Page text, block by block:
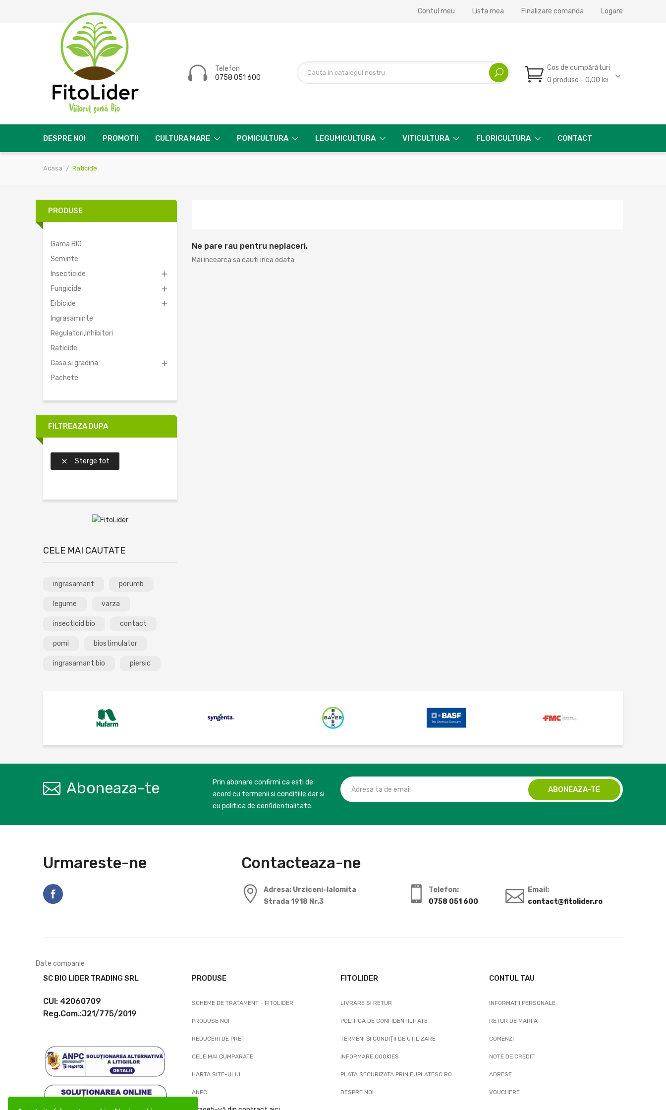
Contul meu Lista mea Finalizare comanda Logare
Cos de cumpărături
0 produse - 0,00 lei
Telefon
0758 051 600
DESPRE NOI PROMOTII CULTURA MARE POMICULTURA LEGUMICULTURA VITICULTURA FLORICULTURA CONTACT
Acasa Raticide
PRODUSE
Gama BIO
Seminte
Insecticide

Fungicide 
Erbicide 
Ingrasaminte
Regulatori,Inhibitori
Raticide
Casa si gradina

Pachete
FILTREAZA DUPA
 Sterge tot
CELE MAI CAUTATE
ingrasamant porumb
legume varza
insecticid bio contact
pomi biostimulator
ingrasamant bio piersic
Ne pare rau pentru neplaceri.
Mai incearca sa cauti inca odata
Aboneaza-te
Prin abonare confirmi ca esti de
acord cu termenii si conditiile dar si
cu politica de confidentialitate.
Urmareste-ne Contacteaza-ne
Adresa: Urziceni-Ialomita
Strada 1918 Nr.3
Telefon:
0758 051 600
Email:
contact@fitolider.ro
Date companie
SC BIO LIDER TRADING SRL
CUI: 42060709
Reg.Com.:J21/775/2019
PRODUSE
SCHEME DE TRATAMENT - FITOLIDER
PRODUSE NOI
REDUCERI DE PRET
CELE MAI CUMPARATE
HARTA SITE-ULUI
ANPC
FITOLIDER
LIVRARE SI RETUR
POLITICA DE CONFIDENTILITATE
TERMENI ȘI CONDIȚII DE UTILIZARE
INFORMARE COOKIES
PLATA SECURIZATA PRIN EUPLATESC.RO
DESPRE NOI
CONTUL TAU
INFORMATII PERSONALE
RETUR DE MARFA
COMENZI
NOTE DE CREDIT
ADRESE
VOUCHERE